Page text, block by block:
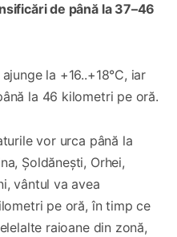
de până la 37–46
la +16..+18°C, iar
la 46 kilometri pe oră.
vor urca până la
Șoldănești, Orhei,
vântul va avea
pe oră, în timp ce
raioane din zonă,